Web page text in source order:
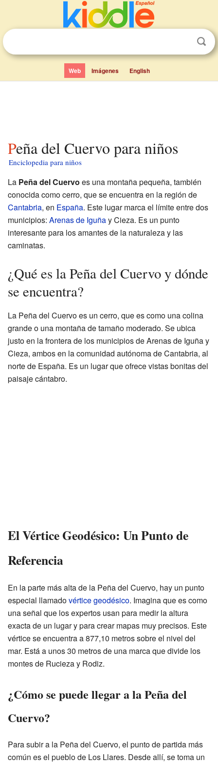
Web Imágenes English
Peña del Cuervo para niños
Enciclopedia para niños
La Peña del Cuervo es una montaña pequeña, también
conocida como cerro, que se encuentra en la región de
Cantabria, en España. Este lugar marca el límite entre dos
municipios: Arenas de Iguñay Cieza. Es un punto
interesante para los amantes de la naturaleza y las
caminatas.
¿Qué es la Peña del Cuervo y dónde
se encuentra?
La Peña del Cuervo es un cerro, que es como una colina
grande o una montaña de tamaño moderado. Se ubica
justo en la frontera de los municipios de Arenas de Iguña y
Cieza, ambos en la comunidad autónoma de Cantabria, al
norte de España. Es un lugar que ofrece vistas bonitas del
paisaje cántabro.
El Vértice Geodésico: Un Punto de
Referencia
En la parte más alta de la Peña del Cuervo, hay un punto
especial llamadovértice geodésico. Imagina que es como
una señal que los expertos usan para medir la altura
exacta de un lugar y para crear mapas muy precisos. Este
vértice se encuentra a 877,10 metros sobre el nivel del
mar. Está a unos 30 metros de una marca que divide los
montes de Rucieza y Rodiz.
¿Cómo se puede llegar a la Peña del
Cuervo?
Para subir a la Peña del Cuervo, el punto de partida más
común es el pueblo de Los Llares. Desde allí, se toma un